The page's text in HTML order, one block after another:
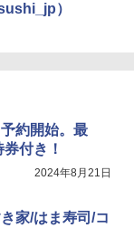
）
約開始。最
付き！
2024年8月21日
家/はま寿司/コ